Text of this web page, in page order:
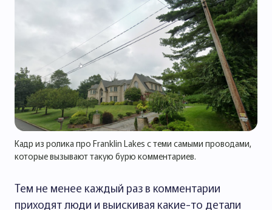
Кадр из ролика про Franklin Lakes c теми самыми проводами,
которые вызывают такую бурю комментариев.
Тем не менее каждый раз в комментарии
приходят люди и выискивая какие-то детали